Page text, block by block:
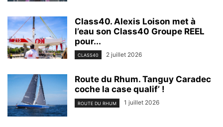
Class40. Alexis Loison met à
l’eau son Class40 Groupe REEL
pour...
CLASS40 2 juillet 2026
Route du Rhum. Tanguy Caradec
coche la case qualif’ !
ROUTE DU RHUM 1 juillet 2026